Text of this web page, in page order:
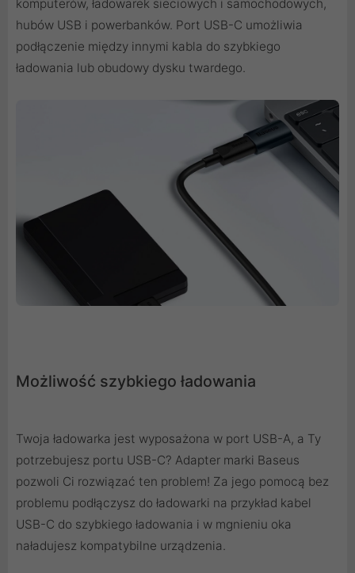
komputerów, ładowarek sieciowych i samochodowych,
hubów USB i powerbanków. Port USB-C umożliwia
podłączenie między innymi kabla do szybkiego
ładowania lub obudowy dysku twardego.
Możliwość szybkiego ładowania
Twoja ładowarka jest wyposażona w port USB-A, a Ty
potrzebujesz portu USB-C? Adapter marki Baseus
pozwoli Ci rozwiązać ten problem! Za jego pomocą bez
problemu podłączysz do ładowarki na przykład kabel
USB-C do szybkiego ładowania i w mgnieniu oka
naładujesz kompatybilne urządzenia.